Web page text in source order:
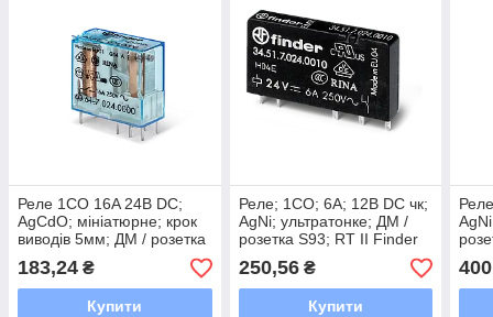
Реле 1CO 16A 24В DC;
AgCdO; мініатюрне; крок
виводів 5мм; ДМ / розетка
S95; RT II Finder
183,24 ₴
Купити
Реле; 1CO; 6A; 12В DC чк;
AgNi; ультратонке; ДМ /
розетка S93; RT II Finder
250,56₴
Купити